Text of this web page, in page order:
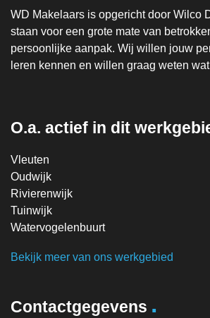
WD Makelaars is opgericht door Wilco
staan voor een grote mate van
persoonlijke aanpak. Wij willen jouw
leren kennen en willen graag weten
O.a. actief in dit
Vleuten
Oudwijk
Rivierenwijk
Tuinwijk
Watervogelenbuurt
Bekijk meer van ons werkgebied
Contactgegevens .